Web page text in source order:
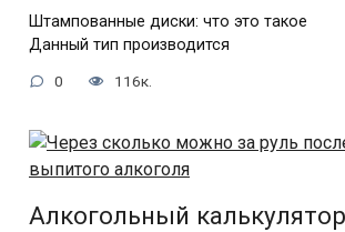
Штампованные диски: что это такое
Данный тип производится
0 116к.
Алкогольный калькулятор